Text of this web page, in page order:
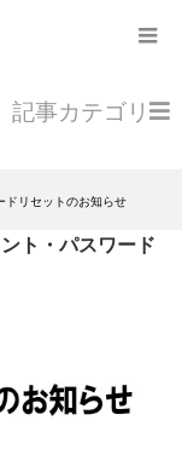
ドリセットのお知らせ
記事カテゴリ
ト・パスワード